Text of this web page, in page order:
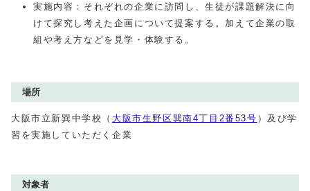
実施内容：それぞれの企業に訪問し、生徒が課題解決に向
けて探究し考えた企画について提案する。加えて企業の取
組や考え方などを見学・体験する。
場所
大阪市立新巽中学校（ 大阪市生野区巽南4丁目2番53号 ）及び学
習を実施していただく企業
対象者